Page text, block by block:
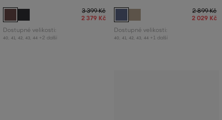
3 399 Kč
2 379 Kč
Dostupné velikosti:
40 41 42 43 44 +2 další
2 899 Kč
2 029 Kč
Dostupné velikosti:
40 41 42 43 44 +1 další